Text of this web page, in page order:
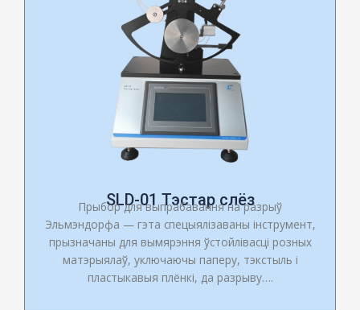
SLD-01 Тэстар слёз
Прыбор для выпрабавання на разрыў
Эльмэндорфа — гэта спецыялізаваны інструмент,
прызначаны для вымярэння ўстойлівасці розных
матэрыялаў, уключаючы паперу, тэкстыль і
пластыкавыя плёнкі, да разрыву….